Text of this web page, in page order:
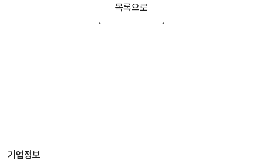
목록으로
기업정보